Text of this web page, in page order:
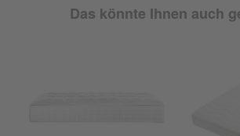
Das könnte Ihnen auch